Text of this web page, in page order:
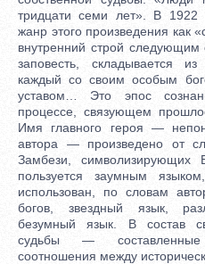
тридцати семи лет». В 1922
жанр этого произведения как
внутренний строй следующим
заповесть, складывается из
каждый со своим особым
уставом… Это эпос
процессе, связующем
Имя главного героя —
автора — произведено от
Замбези, символизирующих
пользуется заумным
использован, по словам
богов, звездный язык,
безумный язык. В состав
судьбы —
соотношения между